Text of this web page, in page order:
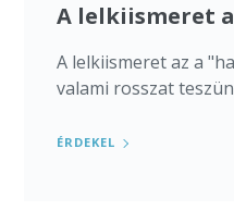
A lelkiismeret
A lelkiismeret az a
valami rosszat
ÉRDEKEL